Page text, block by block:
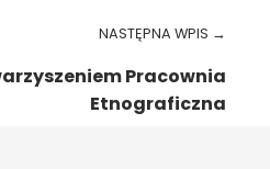
NASTĘPNA WPIS →
Pracownia
Etnograficzna